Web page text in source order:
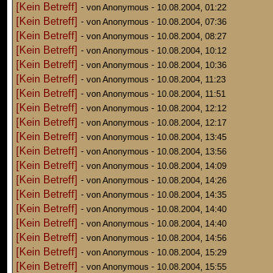
[Kein Betreff] - von Anonymous - 10.08.2004, 01:22
[Kein Betreff] - von Anonymous - 10.08.2004, 07:36
[Kein Betreff] - von Anonymous - 10.08.2004, 08:27
[Kein Betreff] - von Anonymous - 10.08.2004, 10:12
[Kein Betreff] - von Anonymous - 10.08.2004, 10:36
[Kein Betreff] - von Anonymous - 10.08.2004, 11:23
[Kein Betreff] - von Anonymous - 10.08.2004, 11:51
[Kein Betreff] - von Anonymous - 10.08.2004, 12:12
[Kein Betreff] - von Anonymous - 10.08.2004, 12:17
[Kein Betreff] - von Anonymous - 10.08.2004, 13:45
[Kein Betreff] - von Anonymous - 10.08.2004, 13:56
[Kein Betreff] - von Anonymous - 10.08.2004, 14:09
[Kein Betreff] - von Anonymous - 10.08.2004, 14:26
[Kein Betreff] - von Anonymous - 10.08.2004, 14:35
[Kein Betreff] - von Anonymous - 10.08.2004, 14:40
[Kein Betreff] - von Anonymous - 10.08.2004, 14:40
[Kein Betreff] - von Anonymous - 10.08.2004, 14:56
[Kein Betreff] - von Anonymous - 10.08.2004, 15:29
[Kein Betreff] - von Anonymous - 10.08.2004, 15:55